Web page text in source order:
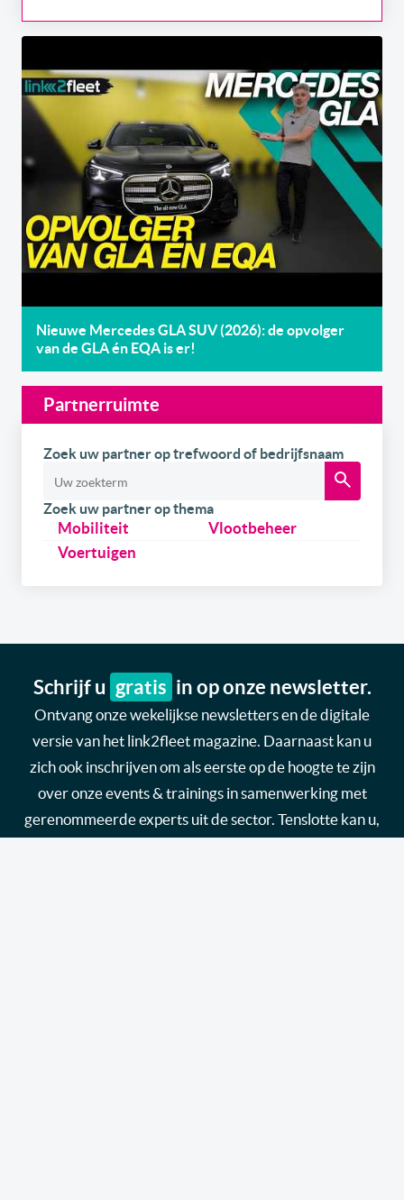
Nieuwe Mercedes GLA SUV (2026): de opvolger
van de GLA én EQA is er!
Partnerruimte
Zoek uw partner op trefwoord of bedrijfsnaam
Zoek uw partner op thema
Mobiliteit
Vlootbeheer
Voertuigen
Schrijf u gratis in op onze newsletter.
Ontvang onze wekelijkse newsletters en de digitale
versie van het link2fleet magazine. Daarnaast kan u
zich ook inschrijven om als eerste op de hoogte te zijn
over onze events & trainings in samenwerking met
gerenommeerde experts uit de sector. Tenslotte kan u,